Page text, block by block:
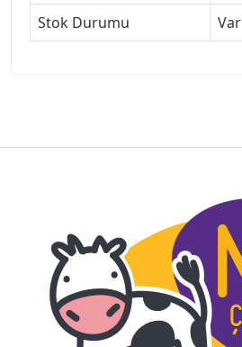
Stok Durumu
Var